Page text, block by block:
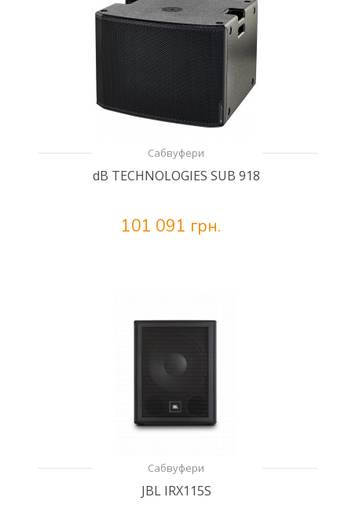
Сабвуфери
dB TECHNOLOGIES SUB 918
101 091 грн.
Сабвуфери
JBL IRX115S